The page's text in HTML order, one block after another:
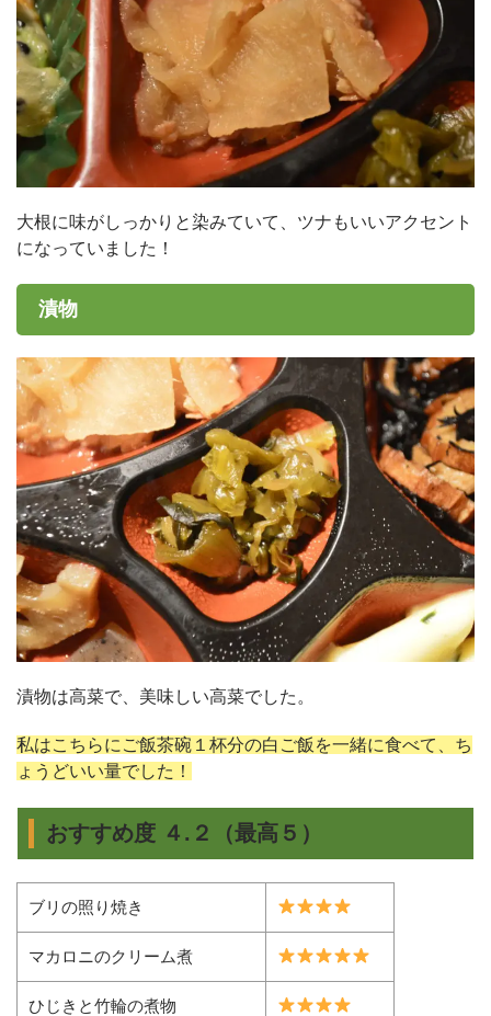
大根に味がしっかりと染みていて、ツナもいいアクセント
になっていました！
漬物
漬物は高菜で、美味しい高菜でした。
私はこちらにご飯茶碗１杯分の白ご飯を一緒に食べて、ち
ょうどいい量でした！
おすすめ度 ４.２（最高５）
ブリの照り焼き
マカロニのクリーム煮
ひじきと竹輪の煮物